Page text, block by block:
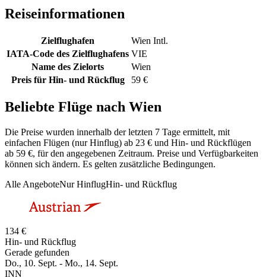
Reiseinformationen
Zielflughafen
Wien Intl.
IATA-Code des Zielflughafens VIE
Name des Zielorts
Wien
Preis für Hin- und Rückflug
59 €
Beliebte Flüge nach Wien
Die Preise wurden innerhalb der letzten 7 Tage ermittelt, mit
einfachen Flügen (nur Hinflug) ab 23 € und Hin- und Rückflügen
ab 59 €, für den angegebenen Zeitraum. Preise und Verfügbarkeiten
können sich ändern. Es gelten zusätzliche Bedingungen.
Alle AngeboteNur HinflugHin- und Rückflug
134 €
Hin- und Rückflug
Gerade gefunden
Do., 10. Sept. - Mo., 14. Sept.
INN